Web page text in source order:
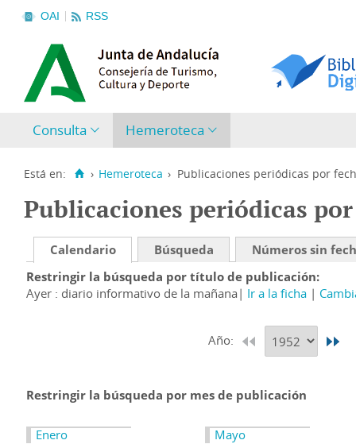
OAI RSS
Consulta Hemeroteca
Está en: › Hemeroteca › Publicaciones periódicas por
Publicaciones periódicas
Calendario Búsqueda
Números sin
Restringir la búsqueda por título de publicación
Ayer : diario informativo de la mañana
Ir a la ficha
Año:
Restringir la búsqueda por mes de publicación
Enero
Mayo